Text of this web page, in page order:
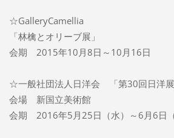
☆GalleryCamellia
「林檎とオリーブ展」
会期 2015年10月8日～10月16日
☆一般社団法人日洋会 「第30回日洋
会場 新国立美術館
会期 2016年5月25日（水）～6月6日（